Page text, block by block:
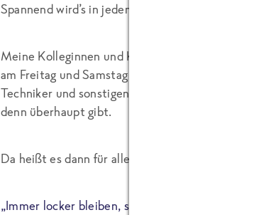
Spannend wird’s in jedem Fall für alle Beteiligten:
Meine Kolleginnen und Kollegen werden diese
am Freitag und Samstag packen. Montag „darf“
Techniker und sonstigen Dienstleister mal
denn überhaupt gibt.
Da heißt es dann für alle Beteiligten frei nach
„Immer locker bleiben, sag ich, immer locker